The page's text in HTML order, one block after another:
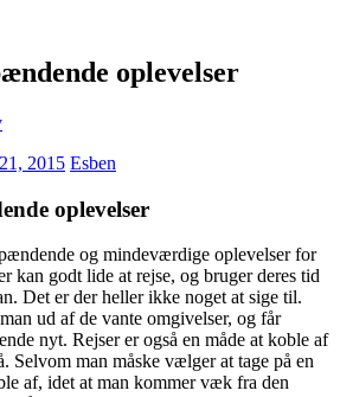
oplevelser
2015 Esben
oplevelser
og mindeværdige oplevelser for
kan godt lide at rejse, og bruger deres tid
Det er der heller ikke noget at sige til.
ud af de vante omgivelser, og får
nyt. Rejser er også en måde at koble af
Selvom man måske vælger at tage på en
af, idet at man kommer væk fra den